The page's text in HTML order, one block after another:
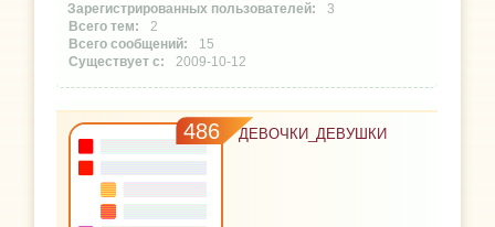
3
2
15
2009-10-12
486 ДЕВОЧКИ_ДЕВУШКИ